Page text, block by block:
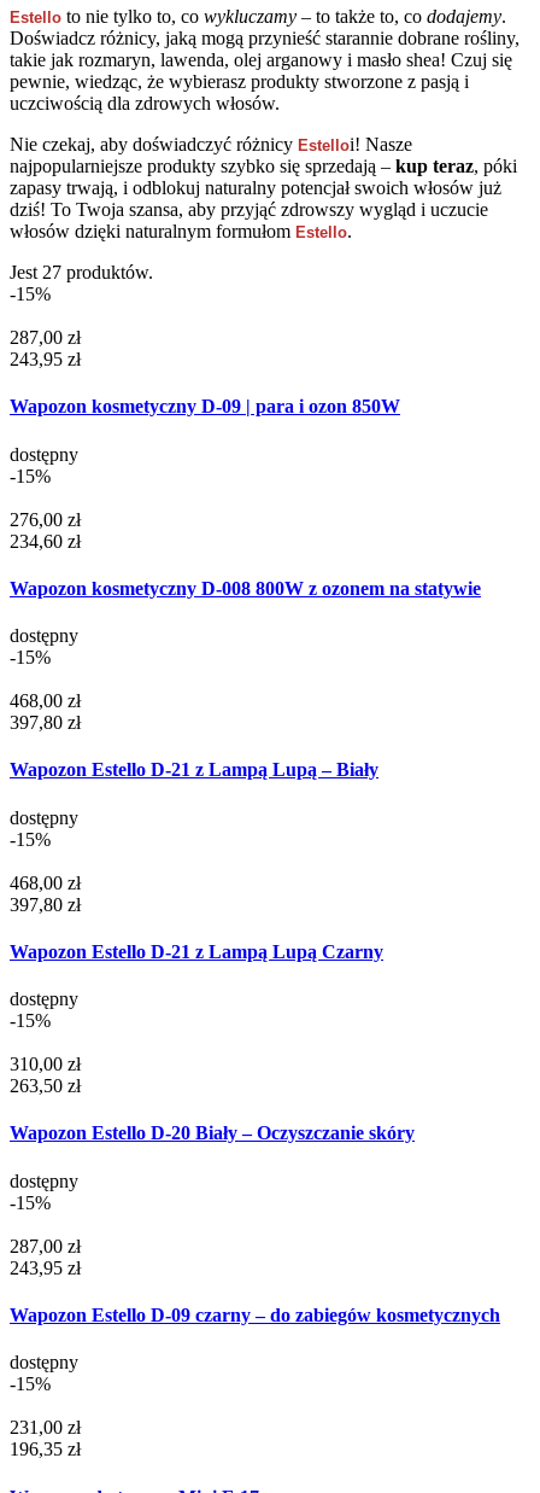
Estello to nie tylko to, co wykluczamy – to także to, co dodajemy.
Doświadcz różnicy, jaką mogą przynieść starannie dobrane rośliny,
takie jak rozmaryn, lawenda, olej arganowy i masło shea! Czuj się
pewnie, wiedząc, że wybierasz produkty stworzone z pasją i
uczciwością dla zdrowych włosów.
Nie czekaj, aby doświadczyć różnicy Estelloi! Nasze
najpopularniejsze produkty szybko się sprzedają – kup teraz, póki
zapasy trwają, i odblokuj naturalny potencjał swoich włosów już
dziś! To Twoja szansa, aby przyjąć zdrowszy wygląd i uczucie
włosów dzięki naturalnym formułom Estello.
Jest 27 produktów.
-15%
287,00 zł
243,95 zł
Wapozon kosmetyczny D-09 | para i ozon 850W
dostępny
-15%
276,00 zł
234,60 zł
Wapozon kosmetyczny D-008 800W z ozonem na statywie
dostępny
-15%
468,00 zł
397,80 zł
Wapozon Estello D-21 z Lampą Lupą – Biały
dostępny
-15%
468,00 zł
397,80 zł
Wapozon Estello D-21 z Lampą Lupą Czarny
dostępny
-15%
310,00 zł
263,50 zł
Wapozon Estello D-20 Biały – Oczyszczanie skóry
dostępny
-15%
287,00 zł
243,95 zł
Wapozon Estello D-09 czarny – do zabiegów kosmetycznych
dostępny
-15%
231,00 zł
196,35 zł